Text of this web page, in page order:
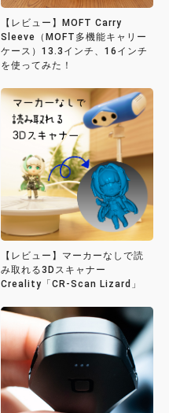
【レビュー】MOFT Carry
Sleeve（MOFT多機能キャリー
ケース）13.3インチ、16インチ
を使ってみた！
【レビュー】マーカーなしで読
み取れる3Dスキャナー
Creality「CR-Scan Lizard」